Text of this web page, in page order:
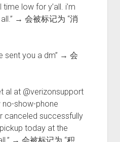
low for y’all. i’m
→ 会被标记为 “消
sent you a dm” → 会
al at @verizonsupport
no-show-phone
canceled successfully
today at the